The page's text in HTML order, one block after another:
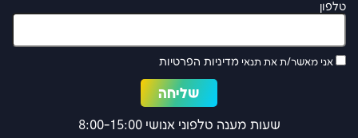
טלפון
אני מאשר/ת את תנאי מדיניות הפרטיות
שעות מענה טלפוני אנושי 8:00-15:00